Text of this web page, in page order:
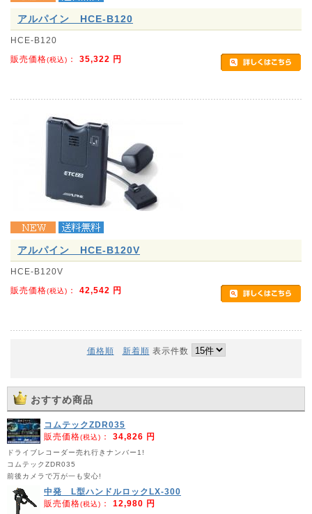
アルパイン HCE-B120
HCE-B120
販売価格(税込) ： 35,322 円
アルパイン HCE-B120V
HCE-B120V
販売価格(税込) ： 42,542 円
価格順 新着順 表示件数
おすすめ商品
コムテックZDR035
販売価格(税込) ： 34,826 円
ドライブレコーダー売れ行きナンバー1!
コムテックZDR035
前後カメラで万が一も安心!
中発 L型ハンドルロックLX-300
販売価格(税込) ： 12,980 円